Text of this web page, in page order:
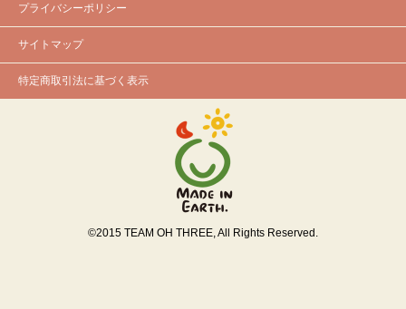
プライバシーポリシー
サイトマップ
特定商取引法に基づく表示
©2015 TEAM OH THREE, All Rights Reserved.